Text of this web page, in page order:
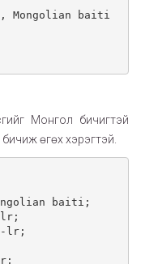
Монгол бичигтэй
өгөх хэрэгтэй.
baiti;
lr;